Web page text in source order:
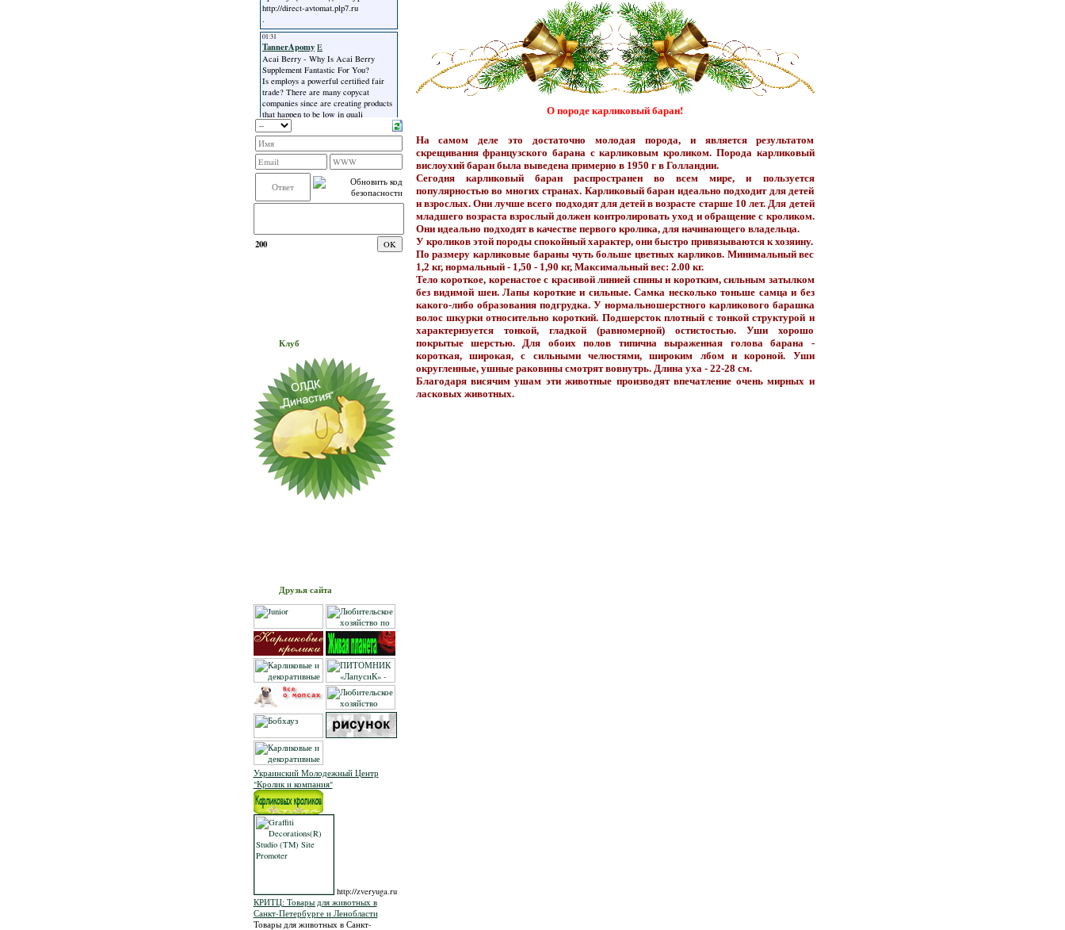
200
Клуб
Друзья сайта
Украинский Молодежный Центр
"Кролик и компания"
http://zveryuga.ru
КРИТЦ: Товары для животных в
Санкт-Петербурге и Ленобласти
Товары для животных в Санкт-
О породе карликовый баран!
На самом деле это достаточно молодая порода, и является результатом
скрещивания французского барана с карликовым кроликом. Порода карликовый
вислоухий баран была выведена примерно в 1950 г в Голландии.
Сегодня карликовый баран распространен во всем мире, и пользуется
популярностью во многих странах. Карликовый баран идеально подходит для детей
и взрослых. Они лучше всего подходят для детей в возрасте старше 10 лет. Для детей
младшего возраста взрослый должен контролировать уход и обращение с кроликом.
Они идеально подходят в качестве первого кролика, для начинающего владельца.
У кроликов этой породы спокойный характер, они быстро привязываются к хозяину.
По размеру карликовые бараны чуть больше цветных карликов. Минимальный вес
1,2 кг, нормальный - 1,50 - 1,90 кг, Максимальный вес: 2.00 кг.
Тело короткое, коренастое с красивой линией спины и коротким, сильным затылком
без видимой шеи. Лапы короткие и сильные. Самка несколько тоньше самца и без
какого-либо образования подгрудка. У нормальношерстного карликового барашка
волос шкурки относительно короткий. Подшерсток плотный с тонкой структурой и
характеризуется тонкой, гладкой (равномерной) остистостью. Уши хорошо
покрытые шерстью. Для обоих полов типична выраженная голова барана -
короткая, широкая, с сильными челюстями, широким лбом и короной. Уши
округленные, ушные раковины смотрят вовнутрь. Длина уха - 22-28 см.
Благодаря висячим ушам эти животные производят впечатление очень мирных и
ласковых животных.